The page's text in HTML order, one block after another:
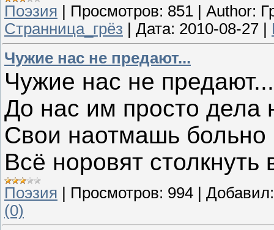
Поэзия Просмотров: 851 Author:
Странница_грёз
Дата: 2010-08-27
Чужие нас не предают...
Чужие нас не предают...
До нас им просто дела
Свои наотмашь больно
Всё норовят столкнуть
Поэзия Просмотров: 994
Добавил:
(0)